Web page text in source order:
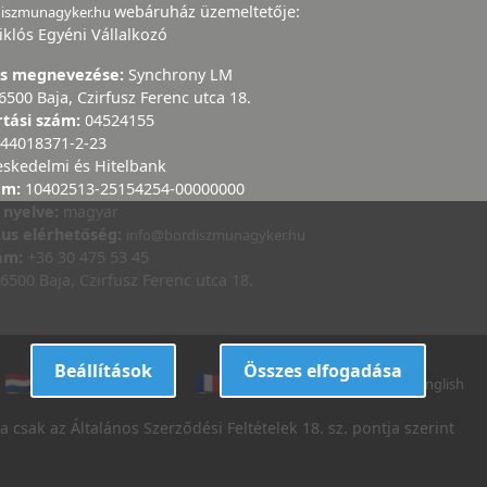
webáruház üzemeltetője:
Egyéni Vállalkozó
megnevezése: Synchrony LM
6500 Baja, Czirfusz Ferenc utca 18.
szám: 04524155
44018371-2-23
és Hitelbank
10402513-25154254-00000000
magyar
elérhetőség:
info@bordiszmunagyker.hu
+36 30 475 53 45
6500 Baja, Czirfusz Ferenc utca 18.
dutch danish french italian english
az Általános Szerződési Feltételek 18. sz. pontja szerint
Beállítások Összes elfogadása